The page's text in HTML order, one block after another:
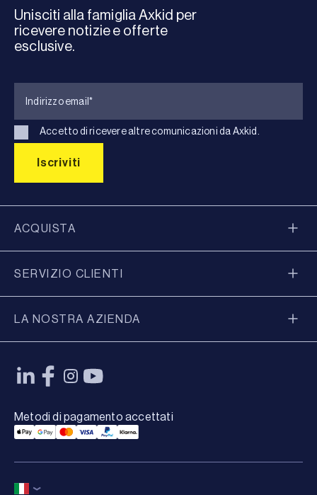
Unisciti alla famiglia Axkid per
ricevere notizie e offerte
esclusive.
Accetto di ricevere altre comunicazioni da Axkid.
ACQUISTA
SERVIZIO CLIENTI
LA NOSTRA AZIENDA
Metodi di pagamento accettati
Applepay Payment
Googlepay Payment
Mastercard Payment
Visa Payment
Paypal Payment
Klarna Payment